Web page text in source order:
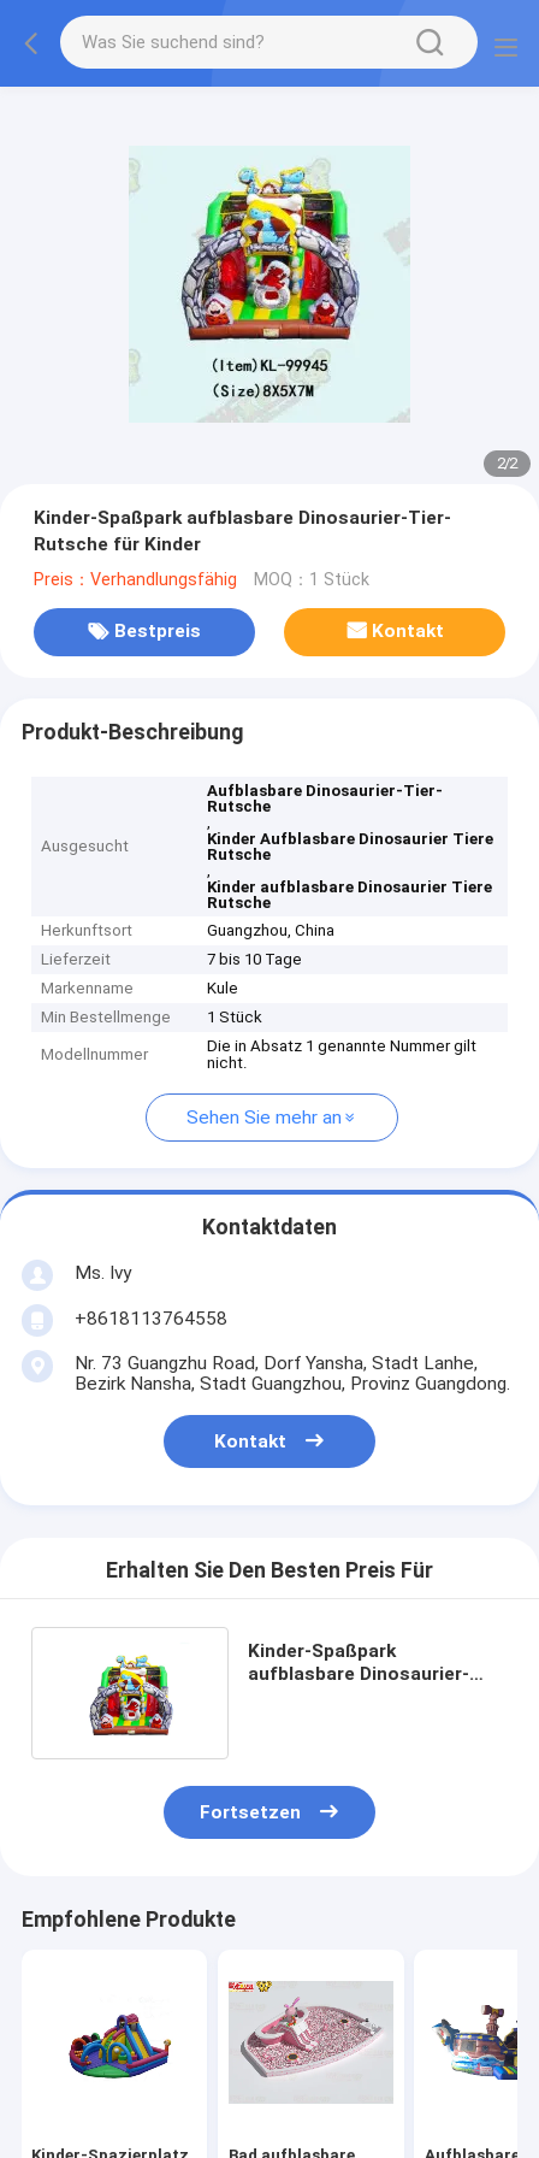
2/2
Kinder-Spaßpark aufblasbare Dinosaurier-Tier-
Rutsche für Kinder
Preis：Verhandlungsfähig MOQ：1 Stück
Bestpreis Kontakt
Produkt-Beschreibung
Ausgesucht
Aufblasbare Dinosaurier-Tier-
Rutsche
,
Kinder Aufblasbare Dinosaurier Tiere
Rutsche
,
Kinder aufblasbare Dinosaurier Tiere
Rutsche
Herkunftsort
Guangzhou, China
Lieferzeit
7 bis 10 Tage
Markenname
Kule
Min Bestellmenge
1 Stück
Modellnummer
Die in Absatz 1 genannte Nummer gilt
nicht.
Sehen Sie mehr an
Kontaktdaten
Ms. Ivy
+8618113764558
Nr. 73 Guangzhu Road, Dorf Yansha, Stadt Lanhe,
Bezirk Nansha, Stadt Guangzhou, Provinz Guangdong.
Kontakt
Erhalten Sie Den Besten Preis Für
Kinder-Spaßpark
aufblasbare Dinosaurier-
Fortsetzen
Empfohlene Produkte